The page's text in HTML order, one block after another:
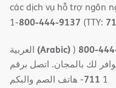
các dịch vụ hỗ trợ ngôn
1-800-444-9137 (TTY:
(Arabic)) 800-
لك بالمجان. اتصل برقم
1
711- ھاتف الصم والبكم